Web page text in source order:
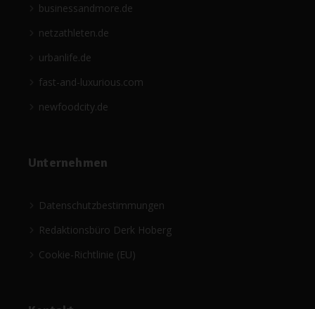
businessandmore.de
netzathleten.de
urbanlife.de
fast-and-luxurious.com
newfoodcity.de
Unternehmen
Datenschutzbestimmungen
Redaktionsbüro Derk Hoberg
Cookie-Richtlinie (EU)